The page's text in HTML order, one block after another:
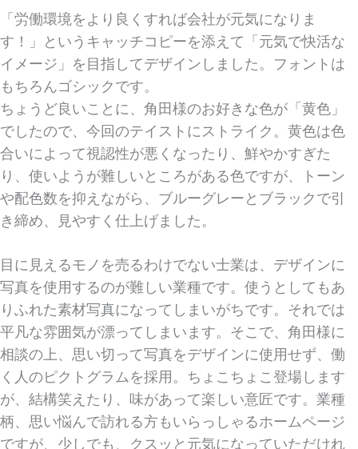
「労働環境をより良くすれば会社が元気になりま
す！」というキャッチコピーを添えて「元気で快活な
イメージ」を目指してデザインしました。フォントは
もちろんゴシックです。
ちょうど良いことに、角田様のお好きな色が「黄色」
でしたので、今回のテイストにストライク。黄色は色
合いによって視認性が悪くなったり、鮮やかすぎた
り、使いようが難しいところがある色ですが、トーン
や配色数を抑えながら、ブルーグレーとブラックで引
き締め、見やすく仕上げました。
目に見えるモノを売るわけでない士業は、デザインに
写真を使用するのが難しい業種です。使うとしてもあ
りふれた素材写真になってしまいがちです。それでは
平凡な雰囲気が漂ってしまいます。そこで、角田様に
相談の上、思い切って写真をデザインに使用せず、働
く人のピクトグラムを採用。ちょこちょこ登場します
が、結構笑えたり、味があって楽しい意匠です。業種
柄、思い悩んで訪れる方もいらっしゃるホームページ
ですが、少しでも、クスッと元気になっていただけれ